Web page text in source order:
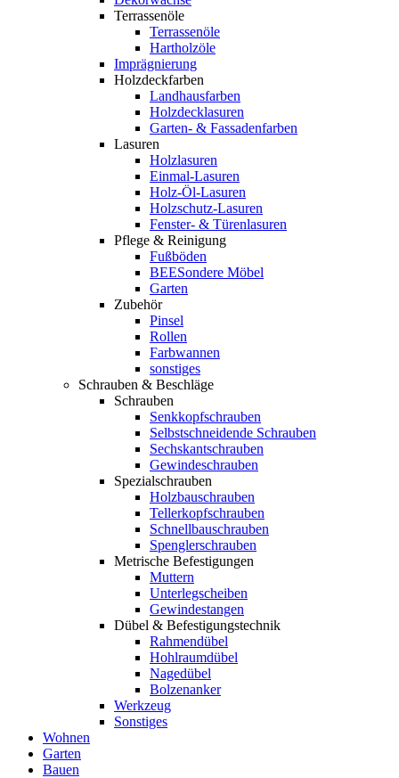
Terrassenöle
Terrassenöle
Hartholzöle
Imprägnierung
Holzdeckfarben
Landhausfarben
Holzdecklasuren
Garten- & Fassadenfarben
Lasuren
Holzlasuren
Einmal-Lasuren
Holz-Öl-Lasuren
Holzschutz-Lasuren
Fenster- & Türenlasuren
Pflege & Reinigung
Fußböden
BEESondere Möbel
Garten
Zubehör
Pinsel
Rollen
Farbwannen
sonstiges
Schrauben & Beschläge
Schrauben
Senkkopfschrauben
Selbstschneidende Schrauben
Sechskantschrauben
Gewindeschrauben
Spezialschrauben
Holzbauschrauben
Tellerkopfschrauben
Schnellbauschrauben
Spenglerschrauben
Metrische Befestigungen
Muttern
Unterlegscheiben
Gewindestangen
Dübel & Befestigungstechnik
Rahmendübel
Hohlraumdübel
Nagedübel
Bolzenanker
Werkzeug
Sonstiges
Wohnen
Garten
Bauen